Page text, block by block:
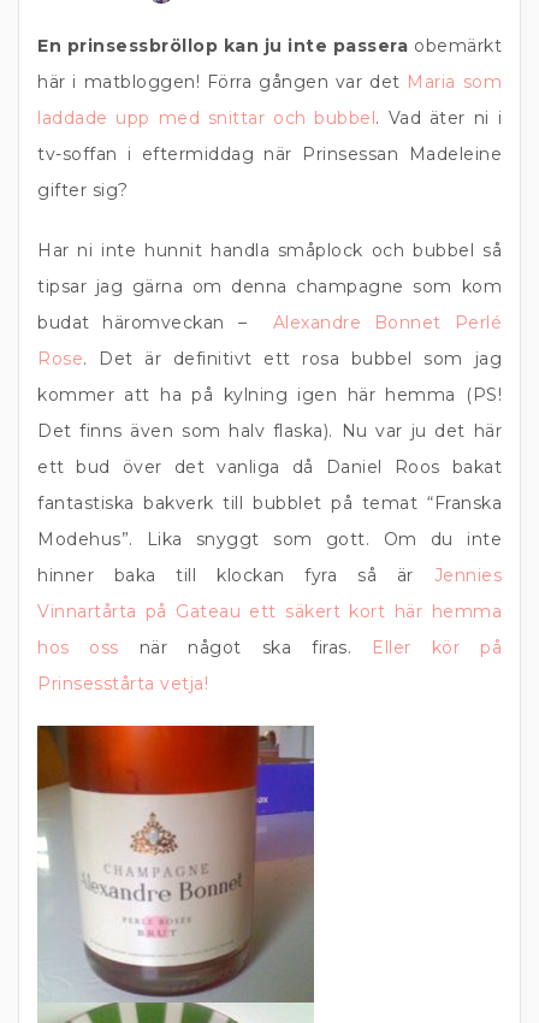
En prinsessbröllop kan ju inte passera obemärkt
här i matbloggen! Förra gången var det Maria som
laddade upp med snittar och bubbel. Vad äter ni i
tv-soffan i eftermiddag när Prinsessan Madeleine
gifter sig?
Har ni inte hunnit handla småplock och bubbel så
tipsar jag gärna om denna champagne som kom
budat häromveckan – Alexandre Bonnet Perlé
Rose. Det är definitivt ett rosa bubbel som jag
kommer att ha på kylning igen här hemma (PS!
Det finns även som halv flaska). Nu var ju det här
ett bud över det vanliga då Daniel Roos bakat
fantastiska bakverk till bubblet på temat “Franska
Modehus”. Lika snyggt som gott. Om du inte
hinner baka till klockan fyra så är Jennies
Vinnartårta på Gateau ett säkert kort här hemma
hos oss när något ska firas.
Eller kör på
Prinsesstårta vetja!